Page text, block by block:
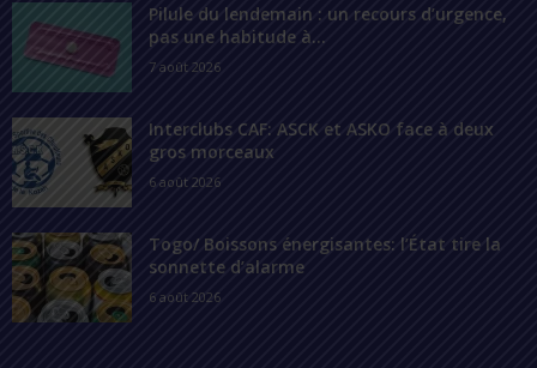
Pilule du lendemain : un recours d’urgence,
pas une habitude à...
7 août 2026
Interclubs CAF: ASCK et ASKO face à deux
gros morceaux
6 août 2026
Togo/ Boissons énergisantes: l’État tire la
sonnette d’alarme
6 août 2026